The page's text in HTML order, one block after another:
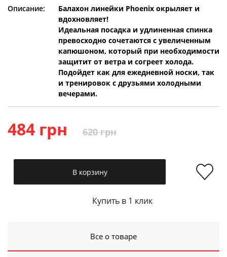
Описание:
Балахон линейки Phoenix окрыляет и
вдохновляет!
Идеальная посадка и удлиненная спинка
превосходно сочетаются с увеличенным
капюшоном, который при необходимости
защитит от ветра и согреет холода.
Подойдет как для ежедневной носки, так
и тренировок с друзьями холодными
вечерами.
484 грн 620 грн
В корзину
Купить в 1 клик
Все о товаре